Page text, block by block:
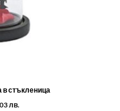
в стъкленица
лв.